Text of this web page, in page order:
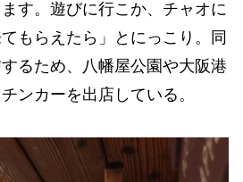
す。遊びに行こか、チャオに
もらえたら」とにっこり。同
るため、八幡屋公園や大阪港
ンカーを出店している。